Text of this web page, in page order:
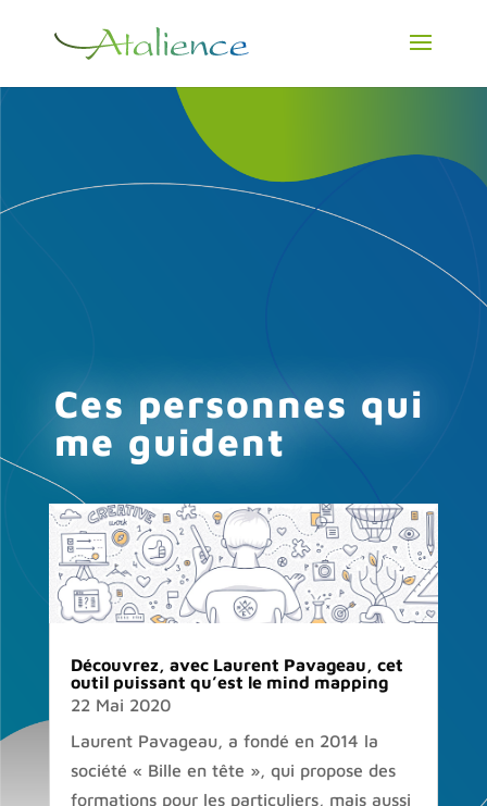
Ces personnes qui
me guident
Découvrez, avec Laurent Pavageau, cet
outil puissant qu’est le mind mapping
22 Mai 2020
Laurent Pavageau, a fondé en 2014 la
société « Bille en tête », qui propose des
formations pour les particuliers, mais aussi